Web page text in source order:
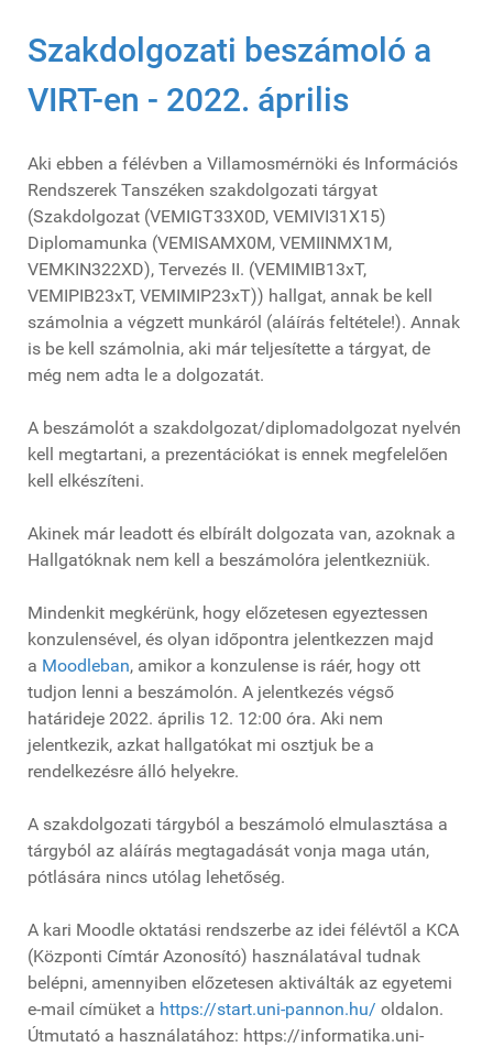
Szakdolgozati beszámoló a
VIRT-en - 2022. április
Aki ebben a félévben a Villamosmérnöki és Információs
Rendszerek Tanszéken szakdolgozati tárgyat
(Szakdolgozat (VEMIGT33X0D, VEMIVI31X15)
Diplomamunka (VEMISAMX0M, VEMIINMX1M,
VEMKIN322XD), Tervezés II. (VEMIMIB13xT,
VEMIPIB23xT, VEMIMIP23xT)) hallgat, annak be kell
számolnia a végzett munkáról (aláírás feltétele!). Annak
is be kell számolnia, aki már teljesítette a tárgyat, de
még nem adta le a dolgozatát.
A beszámolót a szakdolgozat/diplomadolgozat nyelvén
kell megtartani, a prezentációkat is ennek megfelelően
kell elkészíteni.
Akinek már leadott és elbírált dolgozata van, azoknak a
Hallgatóknak nem kell a beszámolóra jelentkezniük.
Mindenkit megkérünk, hogy előzetesen egyeztessen
konzulensével, és olyan időpontra jelentkezzen majd
a Moodleban, amikor a konzulense is ráér, hogy ott
tudjon lenni a beszámolón. A jelentkezés végső
határideje 2022. április 12. 12:00 óra. Aki nem
jelentkezik, azkat hallgatókat mi osztjuk be a
rendelkezésre álló helyekre.
A szakdolgozati tárgyból a beszámoló elmulasztása a
tárgyból az aláírás megtagadását vonja maga után,
pótlására nincs utólag lehetőség.
A kari Moodle oktatási rendszerbe az idei félévtől a KCA
(Központi Címtár Azonosító) használatával tudnak
belépni, amennyiben előzetesen aktiválták az egyetemi
e-mail címüket a https://start.uni-pannon.hu/ oldalon.
Útmutató a használatához: https://informatika.uni-